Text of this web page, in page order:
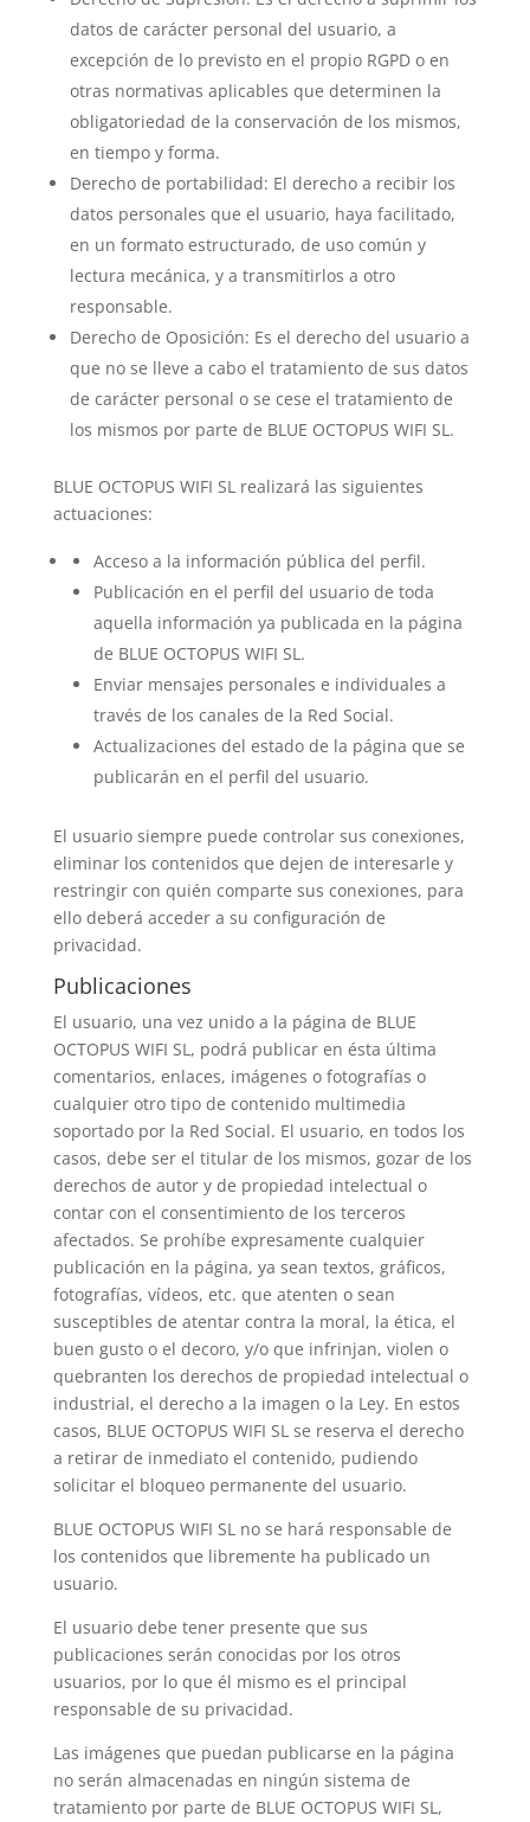
datos de carácter personal del usuario, a
excepción de lo previsto en el propio RGPD o en
otras normativas aplicables que determinen la
obligatoriedad de la conservación de los mismos,
en tiempo y forma.
Derecho de portabilidad: El derecho a recibir los
datos personales que el usuario, haya facilitado,
en un formato estructurado, de uso común y
lectura mecánica, y a transmitirlos a otro
responsable.
Derecho de Oposición: Es el derecho del usuario a
que no se lleve a cabo el tratamiento de sus datos
de carácter personal o se cese el tratamiento de
los mismos por parte de BLUE OCTOPUS WIFI SL.
BLUE OCTOPUS WIFI SL realizará las siguientes
actuaciones:
Acceso a la información pública del perfil.
Publicación en el perfil del usuario de toda
aquella información ya publicada en la página
de BLUE OCTOPUS WIFI SL.
Enviar mensajes personales e individuales a
través de los canales de la Red Social.
Actualizaciones del estado de la página que se
publicarán en el perfil del usuario.
El usuario siempre puede controlar sus conexiones,
eliminar los contenidos que dejen de interesarle y
restringir con quién comparte sus conexiones, para
ello deberá acceder a su configuración de
privacidad.
Publicaciones
El usuario, una vez unido a la página de BLUE
OCTOPUS WIFI SL, podrá publicar en ésta última
comentarios, enlaces, imágenes o fotografías o
cualquier otro tipo de contenido multimedia
soportado por la Red Social. El usuario, en todos los
casos, debe ser el titular de los mismos, gozar de los
derechos de autor y de propiedad intelectual o
contar con el consentimiento de los terceros
afectados. Se prohíbe expresamente cualquier
publicación en la página, ya sean textos, gráficos,
fotografías, vídeos, etc. que atenten o sean
susceptibles de atentar contra la moral, la ética, el
buen gusto o el decoro, y/o que infrinjan, violen o
quebranten los derechos de propiedad intelectual o
industrial, el derecho a la imagen o la Ley. En estos
casos, BLUE OCTOPUS WIFI SL se reserva el derecho
a retirar de inmediato el contenido, pudiendo
solicitar el bloqueo permanente del usuario.
BLUE OCTOPUS WIFI SL no se hará responsable de
los contenidos que libremente ha publicado un
usuario.
El usuario debe tener presente que sus
publicaciones serán conocidas por los otros
usuarios, por lo que él mismo es el principal
responsable de su privacidad.
Las imágenes que puedan publicarse en la página
no serán almacenadas en ningún sistema de
tratamiento por parte de BLUE OCTOPUS WIFI SL,